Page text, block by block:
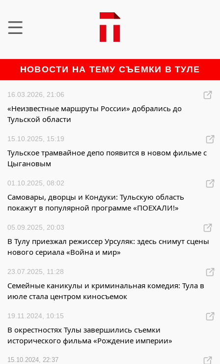
НОВОСТИ НА ТЕМУ СЪЕМКИ В ТУЛЕ
16.03.2026, 21:06
«Неизвестные маршруты России» добрались до
Тульской области
15.10.2025, 15:19
Тульское трамвайное депо появится в новом фильме с
Цыгановым
01.10.2025, 08:02
Самовары, дворцы и Кондуки: Тульскую область
покажут в популярной программе «ПОЕХАЛИ!»
05.09.2025, 20:03
В Тулу приезжал режиссер Урсуляк: здесь снимут сцены
нового сериала «Война и мир»
23.07.2025, 11:28
Семейные каникулы и криминальная комедия: Тула в
июле стала центром киносъемок
19.11.2024, 10:15
В окрестностях Тулы завершились съемки
исторического фильма «Рождение империи»
15.10.2024, 22:37